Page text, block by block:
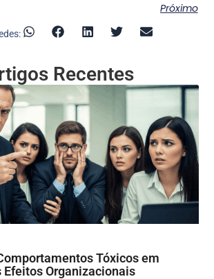
Próximo
Recentes
Tóxicos em
Efeitos Organizacionais